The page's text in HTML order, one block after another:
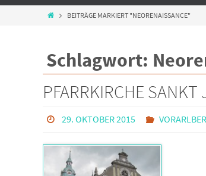
BEITRÄGE MARKIERT "NEORENAISSANCE"
Schlagwort:
PFARRKIRCHE
29. OKTOBER 2015